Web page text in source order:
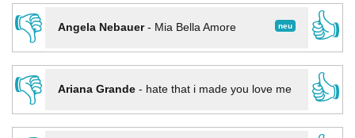
👎 neu
Angela Nebauer- Mia Bella Amore
👍
👎
Ariana Grande- hate that i made you love me
👍